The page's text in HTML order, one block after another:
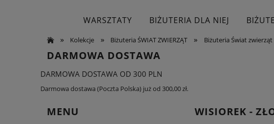
WARSZTATY BIŻUTERIA DLA NIEJ
» Kolekcje » Biżuteria ŚWIAT ZWIERZĄT » Biżuteria Świat zwierząt
DARMOWA DOSTAWA
DARMOWA DOSTAWA OD 300 PLN
Darmowa dostawa (Poczta Polska) już od 300,00 zł.
MENU WISIOREK -